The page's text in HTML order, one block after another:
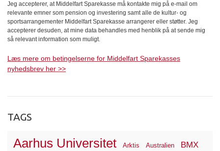
Jeg accepterer, at Middelfart Sparekasse må kontakte mig på e-mail om
relevante emner som pension og investering samt alle de kultur- og
sportsarrangementer Middelfart Sparekasse arrangerer eller støtter. Jeg
accepterer desuden, at mine data behandles med henblik på at sende mig
så relevant information som muligt.
Læs mere om betingelserne for Middelfart Sparekasses
nyhedsbrev her >>
TAGS
Aarhus Universitet Arktis Australien BMX